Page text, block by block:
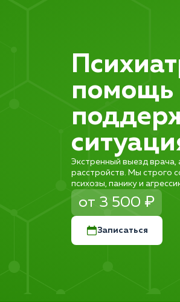
помощь
Экстренный выезд врача,
расстройств. Мы строго
психозы, панику и
от 3 500 ₽
Записаться